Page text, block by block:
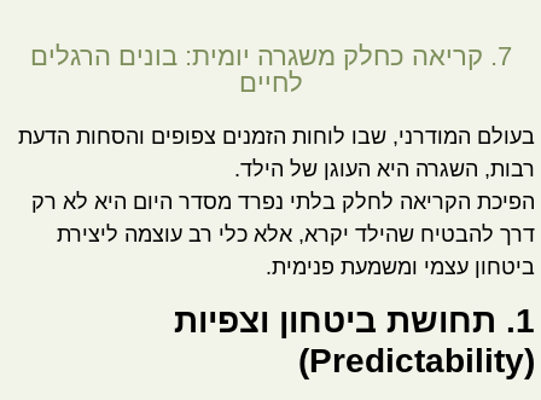
7. קריאה כחלק משגרה יומית: בונים הרגלים
לחיים
בעולם המודרני, שבו לוחות הזמנים צפופים והסחות הדעת
רבות, השגרה היא העוגן של הילד.
הפיכת הקריאה לחלק בלתי נפרד מסדר היום היא לא רק
דרך להבטיח שהילד יקרא, אלא כלי רב עוצמה ליצירת
ביטחון עצמי ומשמעת פנימית.
1. תחושת ביטחון וצפיות
(Predictability)